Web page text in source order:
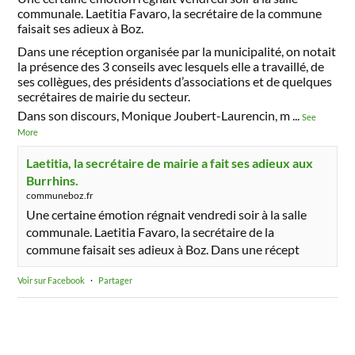
communale. Laetitia Favaro, la secrétaire de la commune
faisait ses adieux à Boz.
Dans une réception organisée par la municipalité, on notait
la présence des 3 conseils avec lesquels elle a travaillé, de
ses collègues, des présidents d’associations et de quelques
secrétaires de mairie du secteur.
Dans son discours, Monique Joubert-Laurencin, m
...See
More
Laetitia, la secrétaire de mairie a fait ses adieux aux
Burrhins.
communeboz.fr
Une certaine émotion régnait vendredi soir à la salle
communale. Laetitia Favaro, la secrétaire de la
commune faisait ses adieux à Boz. Dans une récept
Voir sur Facebook · Partager